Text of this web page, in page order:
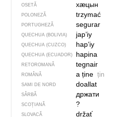
OSETĂ хӕцын
POLONEZĂ trzymać
PORTUGHEZĂ segurar
QUECHUA (BOLIVIA) jap’iy
QUECHUA (CUZCO) hap’iy
QUECHUA (ECUADOR) hapina
RETOROMANĂ tegnair
ROMÂNĂ a ține țin
SAMI DE NORD doallat
SÂRBĂ држати
SCOȚIANĂ ?
SLOVACĂ držať